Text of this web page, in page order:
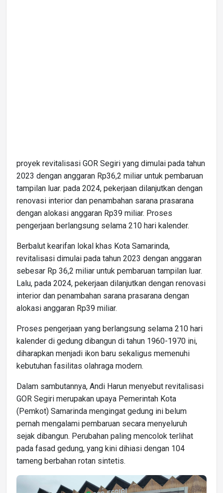
proyek revitalisasi GOR Segiri yang dimulai pada tahun
2023 dengan anggaran Rp36,2 miliar untuk pembaruan
tampilan luar. pada 2024, pekerjaan dilanjutkan dengan
renovasi interior dan penambahan sarana prasarana
dengan alokasi anggaran Rp39 miliar. Proses
pengerjaan berlangsung selama 210 hari kalender.
Berbalut kearifan lokal khas Kota Samarinda,
revitalisasi dimulai pada tahun 2023 dengan anggaran
sebesar Rp 36,2 miliar untuk pembaruan tampilan luar.
Lalu, pada 2024, pekerjaan dilanjutkan dengan renovasi
interior dan penambahan sarana prasarana dengan
alokasi anggaran Rp39 miliar.
Proses pengerjaan yang berlangsung selama 210 hari
kalender di gedung dibangun di tahun 1960-1970 ini,
diharapkan menjadi ikon baru sekaligus memenuhi
kebutuhan fasilitas olahraga modern.
Dalam sambutannya, Andi Harun menyebut revitalisasi
GOR Segiri merupakan upaya Pemerintah Kota
(Pemkot) Samarinda mengingat gedung ini belum
pernah mengalami pembaruan secara menyeluruh
sejak dibangun. Perubahan paling mencolok terlihat
pada fasad gedung, yang kini dihiasi dengan 104
tameng berbahan rotan sintetis.